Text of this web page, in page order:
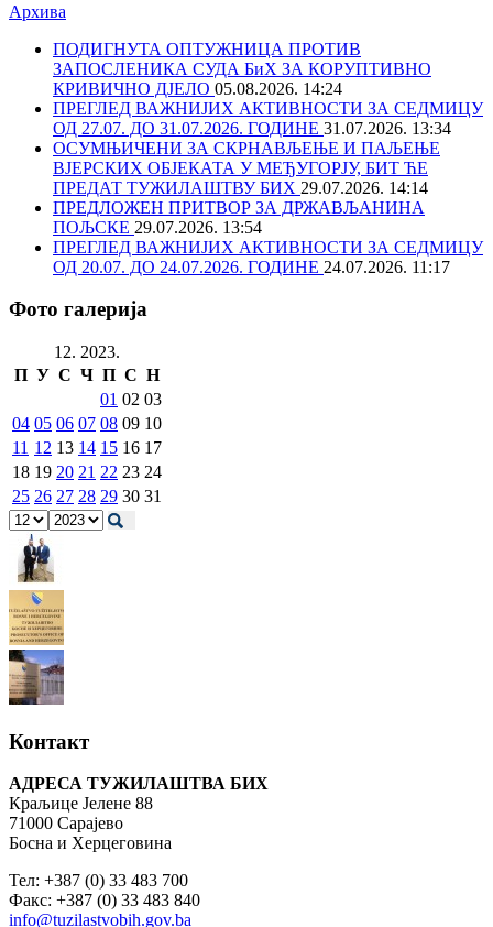
Архива
ПОДИГНУТА ОПТУЖНИЦА ПРОТИВ
ЗАПОСЛЕНИКА СУДА БиХ ЗА КОРУПТИВНО
КРИВИЧНО ДЈЕЛО 05.08.2026. 14:24
ПРЕГЛЕД ВАЖНИЈИХ АКТИВНОСТИ ЗА СЕДМИЦУ
ОД 27.07. ДО 31.07.2026. ГОДИНЕ 31.07.2026. 13:34
ОСУМЊИЧЕНИ ЗА СКРНАВЉЕЊЕ И ПАЉЕЊЕ
ВЈЕРСКИХ ОБЈЕКАТА У МЕЂУГОРЈУ, БИТ ЋЕ
ПРЕДАТ ТУЖИЛАШТВУ БИХ 29.07.2026. 14:14
ПРЕДЛОЖЕН ПРИТВОР ЗА ДРЖАВЉАНИНА
ПОЉСКЕ 29.07.2026. 13:54
ПРЕГЛЕД ВАЖНИЈИХ АКТИВНОСТИ ЗА СЕДМИЦУ
ОД 20.07. ДО 24.07.2026. ГОДИНЕ 24.07.2026. 11:17
Фото галерија
12. 2023.
П У С Ч П С Н
01 02 03
04 05 06 07 08 09 10
11 12 13 14 15 16 17
18 19 20 21 22 23 24
25 26 27 28 29 30 31
Контакт
АДРЕСА ТУЖИЛАШТВА БИХ
Краљице Јелене 88
71000 Сарајево
Босна и Херцеговина
Тел: +387 (0) 33 483 700
Факс: +387 (0) 33 483 840
info@tuzilastvobih.gov.ba